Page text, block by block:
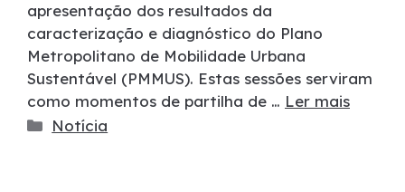
apresentação dos resultados da
caracterização e diagnóstico do Plano
Metropolitano de Mobilidade Urbana
Sustentável (PMMUS). Estas sessões serviram
como momentos de partilha de … Ler mais
Notícia